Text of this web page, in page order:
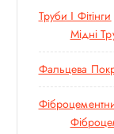
О
В
А
Р
І
В
Труби І Фітінги
Мідні
Фальцева